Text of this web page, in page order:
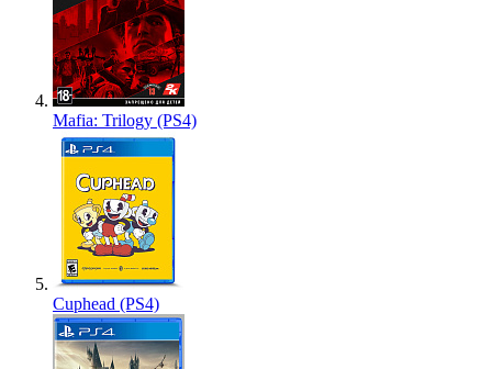
Mafia: Trilogy (PS4)
Cuphead (PS4)